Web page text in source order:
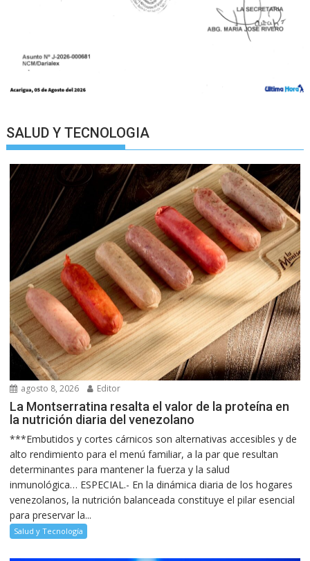
SALUD Y TECNOLOGIA
agosto 8, 2026 Editor
La Montserratina resalta el valor de la proteína en
la nutrición diaria del venezolano
***Embutidos y cortes cárnicos son alternativas accesibles y de
alto rendimiento para el menú familiar, a la par que resultan
determinantes para mantener la fuerza y la salud
inmunológica… ESPECIAL.- En la dinámica diaria de los hogares
venezolanos, la nutrición balanceada constituye el pilar esencial
para preservar la...
Salud y Tecnología